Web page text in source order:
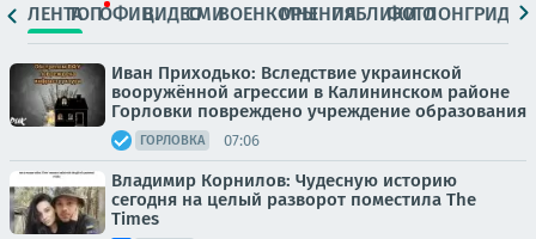
ЛЕНТАТОПОФИЦ.ВИДЕОСМИВОЕНКОРЫМНЕНИЯПАБЛИКИ
ФОТОЛОНГРИДЫ
Иван Приходько: Вследствие украинской
вооружённой агрессии в Калининском районе
Горловки повреждено учреждение образования
ГОРЛОВКА 07:06
Владимир Корнилов: Чудесную историю
сегодня на целый разворот поместила The
Times